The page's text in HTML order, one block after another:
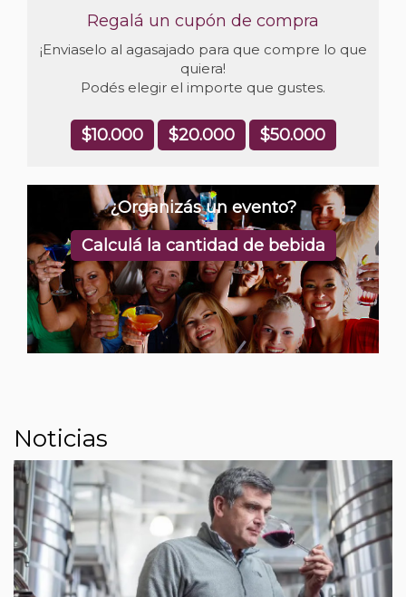
Regalá un cupón de compra
¡Enviaselo al agasajado para que compre lo que
quiera!
Podés elegir el importe que gustes.
$10.000 $20.000 $50.000
¿Organizás un evento?
Calculá la cantidad de bebida
Noticias